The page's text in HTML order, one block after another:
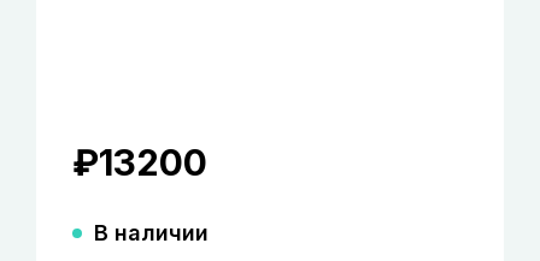
₽13200
В наличии